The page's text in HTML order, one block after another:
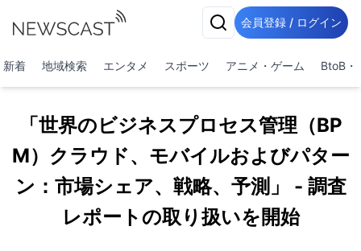
会員登録 / ログイン
新着 地域検索 エンタメ スポーツ アニメ・ゲーム BtoB・
「世界のビジネスプロセス管理（BP
M）クラウド、モバイルおよびパター
ン：市場シェア、戦略、予測」 - 調査
レポートの取り扱いを開始